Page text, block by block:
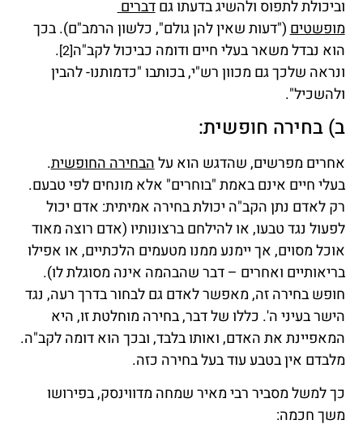
וביכולת לתפוס ולהשיג בדעתו גםדברים
מופשטים("דעות שאין להן גולם", כלשון הרמב"ם). בכך
הוא נבדל משאר בעלי חיים ודומה כביכול לקב"ה[2]
.
ונראה שלכך גם מכוון רש"י, בכותבו "כדמותנו- להבין
ולהשכיל".
ב) בחירה חופשית:
אחרים מפרשים, שהדגש הוא עלהבחירה החופשית.
בעלי חיים אינם באמת "בוחרים" אלא מונחים לפי טבעם.
רק לאדם נתן הקב"ה יכולת בחירה אמיתית: אדם יכול
לפעול נגד טבעו, או להילחם ברצונותיו (אדם רוצה מאוד
אוכל מסוים, אך יימנע ממנו מטעמים הלכתיים, או אפילו
בריאותיים ואחרים – דבר שהבהמה אינה מסוגלת לו).
חופש בחירה זה, מאפשר לאדם גם לבחור בדרך רעה, נגד
הישר בעיני ה'. כללו של דבר, בחירה מוחלטת זו, היא
המאפיינת את האדם, ואותו בלבד, ובכך הוא דומה לקב"ה.
מלבדם אין בטבע עוד בעל בחירה כזה.
כך למשל מסביר רבי מאיר שמחה מדווינסק, בפירושו
משך חכמה: